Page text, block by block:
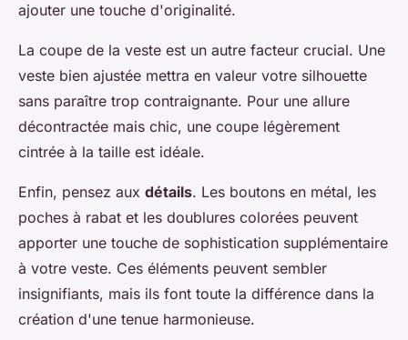
ajouter une touche d'originalité.
La coupe de la veste est un autre facteur crucial. Une
veste bien ajustée mettra en valeur votre silhouette
sans paraître trop contraignante. Pour une allure
décontractée mais chic, une coupe légèrement
cintrée à la taille est idéale.
Enfin, pensez aux détails. Les boutons en métal, les
poches à rabat et les doublures colorées peuvent
apporter une touche de sophistication supplémentaire
à votre veste. Ces éléments peuvent sembler
insignifiants, mais ils font toute la différence dans la
création d'une tenue harmonieuse.